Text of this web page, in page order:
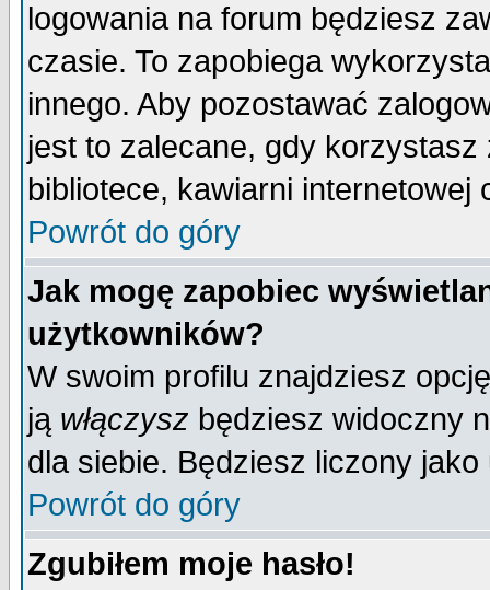
logowania na forum będziesz
czasie. To zapobiega
innego. Aby pozostawać
jest to zalecane, gdy
bibliotece, kawiarni internetowej
Powrót do góry
Jak mogę zapobiec
użytkowników?
W swoim profilu znajdziesz
ją włączysz będziesz widoczny
dla siebie. Będziesz liczony
Powrót do góry
Zgubiłem moje hasło!